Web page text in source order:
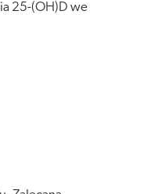
25-(OH)D we